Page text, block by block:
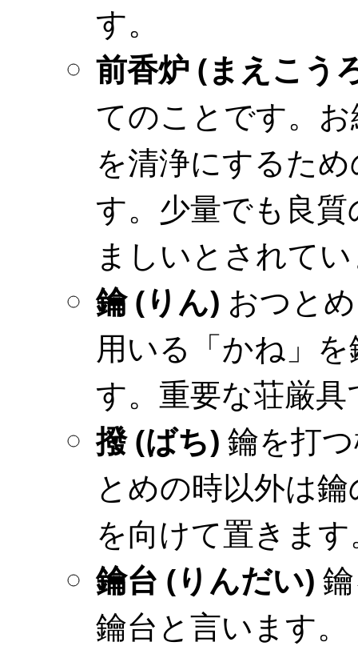
す。
前香炉 (まえこう
てのことです。
を清浄にするた
す。少量でも良
ましいとされて
鑰 (りん) おつと
用いる「かね」
す。重要な荘厳具
撥 (ばち) 鑰を打
とめの時以外は
を向けて置きま
鑰台 (りんだい)
鑰台と言います。